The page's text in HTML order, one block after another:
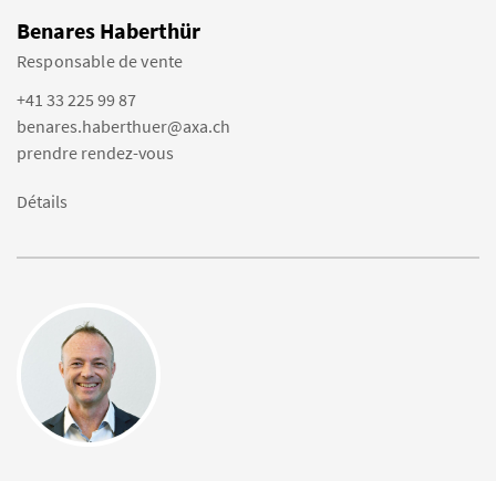
Benares Haberthür
Responsable de vente
+41 33 225 99 87
benares.haberthuer@axa.ch
prendre rendez-vous
Détails